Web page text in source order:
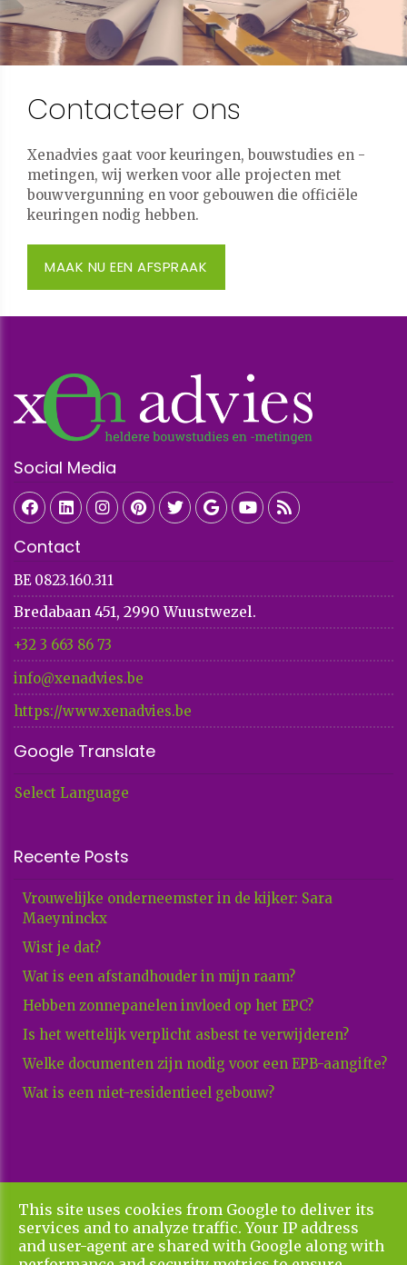
Contacteer ons
Xenadvies gaat voor keuringen, bouwstudies en -
metingen, wij werken voor alle projecten met
bouwvergunning en voor gebouwen die officiële
keuringen nodig hebben.
MAAK NU EEN AFSPRAAK
Social Media
Contact
BE 0823.160.311
Bredabaan 451, 2990 Wuustwezel.
+32 3 663 86 73​​​​​​​
info@xenadvies.be
https://www.xenadvies.be
Google Translate
Select Language
Recente Posts
Vrouwelijke onderneemster in de kijker: Sara
Maeyninckx
Wist je dat?
Wat is een afstandhouder in mijn raam?
Hebben zonnepanelen invloed op het EPC?
Is het wettelijk verplicht asbest te verwijderen?
Welke documenten zijn nodig voor een EPB-aangifte?
Wat is een niet-residentieel gebouw?
Copyright All Rights Reserved © 2026 Xenadvies
Privacy & Cookies
UP-TO-DATE WebDesign
This site uses cookies from Google to deliver its
services and to analyze traffic. Your IP address
and user-agent are shared with Google along with